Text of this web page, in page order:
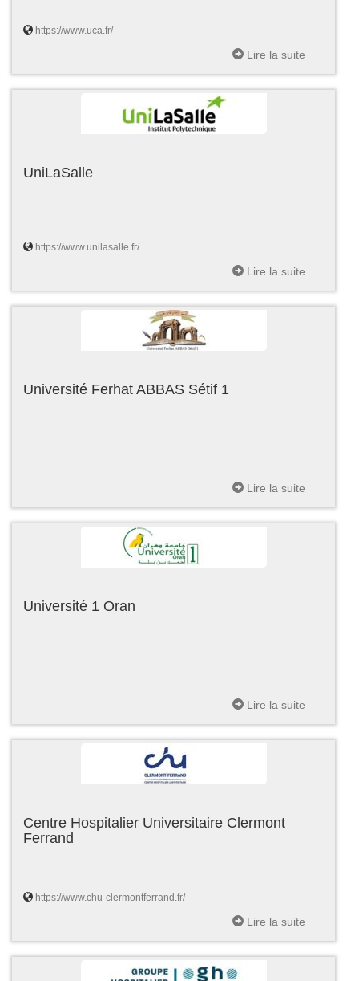
https://www.uca.fr/
Lire la suite
UniLaSalle
https://www.unilasalle.fr/
Lire la suite
Université Ferhat ABBAS Sétif 1
Lire la suite
Université 1 Oran
Lire la suite
Centre Hospitalier Universitaire Clermont
Ferrand
https://www.chu-clermontferrand.fr/
Lire la suite